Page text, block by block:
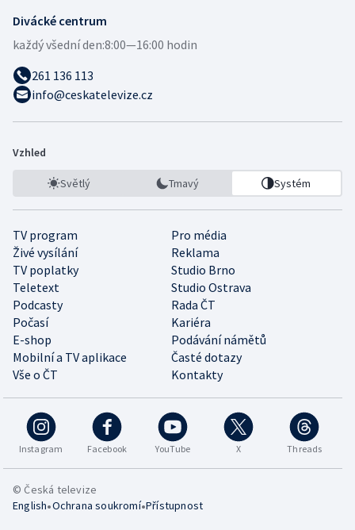
Divácké centrum
každý všední den:8:00—16:00 hodin
261 136 113
info@ceskatelevize.cz
Vzhled
Světlý Tmavý Systém
TV program
Pro média
Živé vysílání
Reklama
TV poplatky
Studio Brno
Teletext
Studio Ostrava
Podcasty
Rada ČT
Počasí
Kariéra
E-shop
Podávání námětů
Mobilní a TV aplikace
Časté dotazy
Vše o ČT
Kontakty
Instagram Facebook YouTube X Threads
© Česká televize
English•Ochrana soukromí•Přístupnost